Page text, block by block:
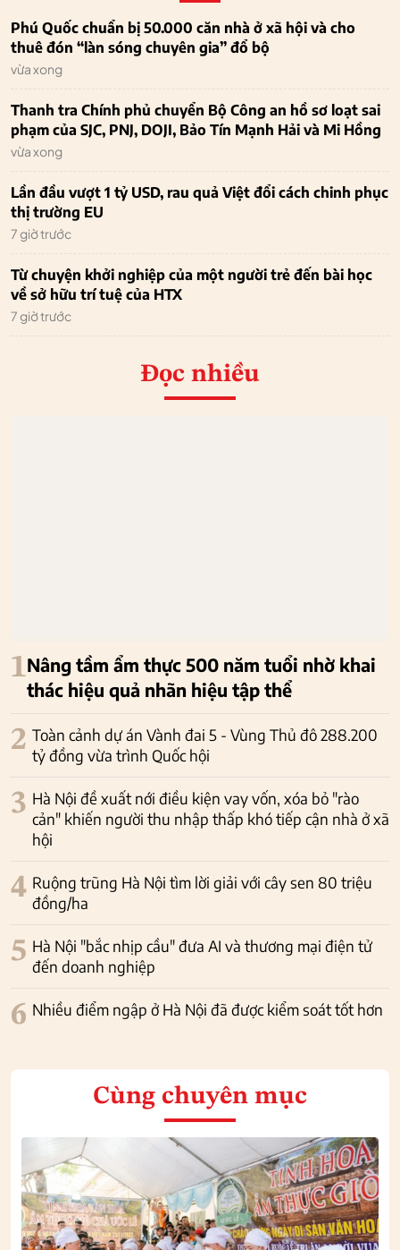
Phú Quốc chuẩn bị 50.000 căn nhà ở xã hội và cho
thuê đón “làn sóng chuyên gia” đổ bộ
vừa xong
Thanh tra Chính phủ chuyển Bộ Công an hồ sơ loạt sai
phạm của SJC, PNJ, DOJI, Bảo Tín Mạnh Hải và Mi Hồng
vừa xong
Lần đầu vượt 1 tỷ USD, rau quả Việt đổi cách chinh phục
thị trường EU
7 giờ trước
Từ chuyện khởi nghiệp của một người trẻ đến bài học
về sở hữu trí tuệ của HTX
7 giờ trước
Đọc nhiều
1Nâng tầm ẩm thực 500 năm tuổi nhờ khai
thác hiệu quả nhãn hiệu tập thể
2 Toàn cảnh dự án Vành đai 5 - Vùng Thủ đô 288.200
tỷ đồng vừa trình Quốc hội
3 Hà Nội đề xuất nới điều kiện vay vốn, xóa bỏ "rào
cản" khiến người thu nhập thấp khó tiếp cận nhà ở xã
hội
4 Ruộng trũng Hà Nội tìm lời giải với cây sen 80 triệu
đồng/ha
5 Hà Nội "bắc nhịp cầu" đưa AI và thương mại điện tử
đến doanh nghiệp
6 Nhiều điểm ngập ở Hà Nội đã được kiểm soát tốt hơn
Cùng chuyên mục